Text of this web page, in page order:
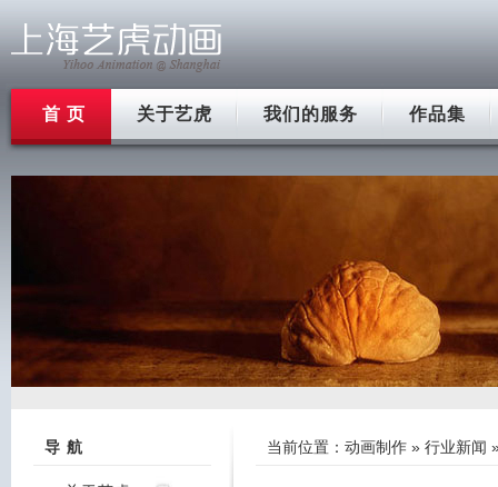
首 页 关于艺虎 我们的服务 作品集
导 航 当前位置： 动画制作 » 行业新闻